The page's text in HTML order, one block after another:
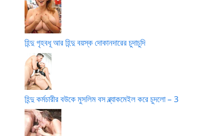
হিন্দু গৃহবধূ আর হিন্দু বয়স্ক দোকানদারের চুদাচুদি
হিন্দু কর্মচারীর বউকে মুসলিম বস ব্ল্যাকমেইল করে চুদলো – 3